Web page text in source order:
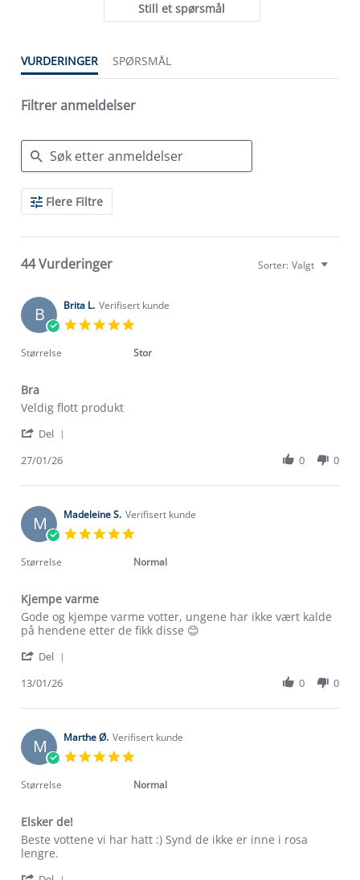
Still et spørsmål
VURDERINGER SPØRSMÅL
Filtrer anmeldelser
Search
ReviewsFlere Filtre
44 Vurderinger Sorter: Valgt
B Brita L. Verifisert kunde
rating
Størrelse Stor
Bra
Review
Brita
on
Jan
review
Bra
Veldig flott produkt
Del
Brita
on
27
Jan
27/01/26 0 0
M Madeleine S. Verifisert kunde
rating
Størrelse Normal
Kjempe varme
Review
by
S.
13
2026
review
stating
varme
Gode og kjempe varme votter, ungene har ikke vært kalde
på hendene etter de fikk disse 😊
Del
Madeleine
on
13
Jan
13/01/26 0 0
M Marthe Ø. Verifisert kunde
rating
Størrelse Normal
Elsker de!
Review
by
review
stating
Beste vottene vi har hatt :) Synd de ikke er inne i rosa
lengre.